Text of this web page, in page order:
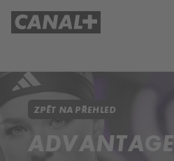
ZPĚT NA PŘEHLED
ADVANTAGE